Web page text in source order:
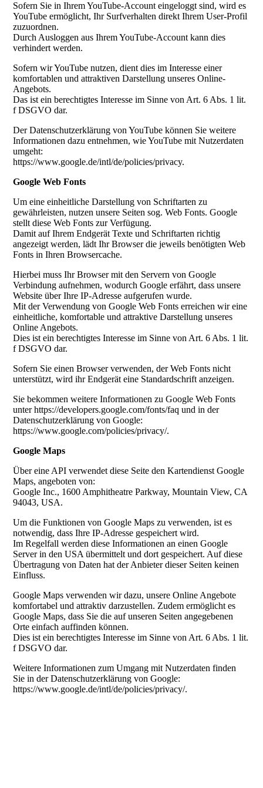
Sofern Sie in Ihrem YouTube-Account eingeloggt sind, wird es
YouTube ermöglicht, Ihr Surfverhalten direkt Ihrem User-Profil
zuzuordnen.
Durch Ausloggen aus Ihrem YouTube-Account kann dies
verhindert werden.
Sofern wir YouTube nutzen, dient dies im Interesse einer
komfortablen und attraktiven Darstellung unseres Online-
Angebots.
Das ist ein berechtigtes Interesse im Sinne von Art. 6 Abs. 1 lit.
f DSGVO dar.
Der Datenschutzerklärung von YouTube können Sie weitere
Informationen dazu entnehmen, wie YouTube mit Nutzerdaten
umgeht:
https://www.google.de/intl/de/policies/privacy.
Google Web Fonts
Um eine einheitliche Darstellung von Schriftarten zu
gewährleisten, nutzen unsere Seiten sog. Web Fonts. Google
stellt diese Web Fonts zur Verfügung.
Damit auf Ihrem Endgerät Texte und Schriftarten richtig
angezeigt werden, lädt Ihr Browser die jeweils benötigten Web
Fonts in Ihren Browsercache.
Hierbei muss Ihr Browser mit den Servern von Google
Verbindung aufnehmen, wodurch Google erfährt, dass unsere
Website über Ihre IP-Adresse aufgerufen wurde.
Mit der Verwendung von Google Web Fonts erreichen wir eine
einheitliche, komfortable und attraktive Darstellung unseres
Online Angebots.
Dies ist ein berechtigtes Interesse im Sinne von Art. 6 Abs. 1 lit.
f DSGVO dar.
Sofern Sie einen Browser verwenden, der Web Fonts nicht
unterstützt, wird ihr Endgerät eine Standardschrift anzeigen.
Sie bekommen weitere Informationen zu Google Web Fonts
unter https://developers.google.com/fonts/faq und in der
Datenschutzerklärung von Google:
https://www.google.com/policies/privacy/.
Google Maps
Über eine API verwendet diese Seite den Kartendienst Google
Maps, angeboten von:
Google Inc., 1600 Amphitheatre Parkway, Mountain View, CA
94043, USA.
Um die Funktionen von Google Maps zu verwenden, ist es
notwendig, dass Ihre IP-Adresse gespeichert wird.
Im Regelfall werden diese Informationen an einen Google
Server in den USA übermittelt und dort gespeichert. Auf diese
Übertragung von Daten hat der Anbieter dieser Seiten keinen
Einfluss.
Google Maps verwenden wir dazu, unsere Online Angebote
komfortabel und attraktiv darzustellen. Zudem ermöglicht es
Google Maps, dass Sie die auf unseren Seiten angegebenen
Orte einfach auffinden können.
Dies ist ein berechtigtes Interesse im Sinne von Art. 6 Abs. 1 lit.
f DSGVO dar.
Weitere Informationen zum Umgang mit Nutzerdaten finden
Sie in der Datenschutzerklärung von Google:
https://www.google.de/intl/de/policies/privacy/.